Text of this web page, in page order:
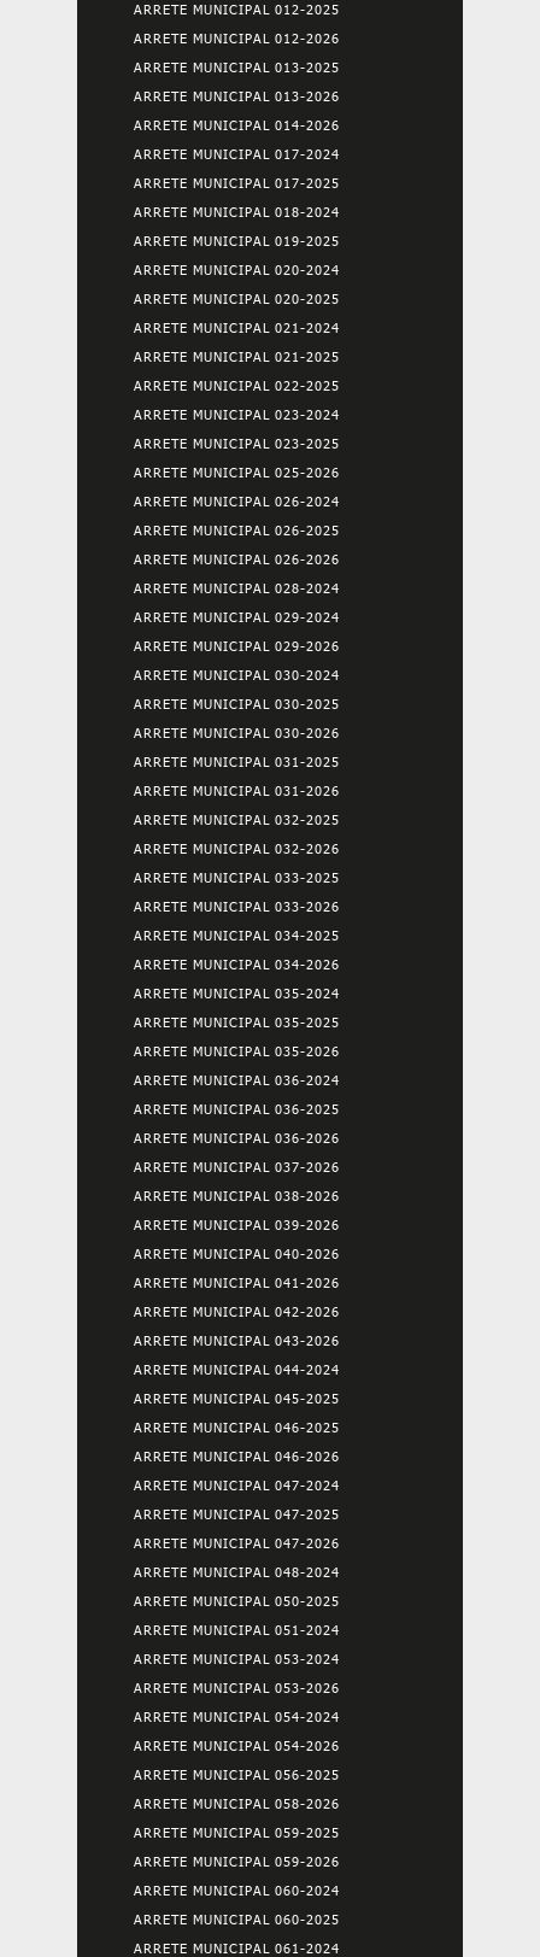
ARRETE MUNICIPAL 012-2025
ARRETE MUNICIPAL 012-2026
ARRETE MUNICIPAL 013-2025
ARRETE MUNICIPAL 013-2026
ARRETE MUNICIPAL 014-2026
ARRETE MUNICIPAL 017-2024
ARRETE MUNICIPAL 017-2025
ARRETE MUNICIPAL 018-2024
ARRETE MUNICIPAL 019-2025
ARRETE MUNICIPAL 020-2024
ARRETE MUNICIPAL 020-2025
ARRETE MUNICIPAL 021-2024
ARRETE MUNICIPAL 021-2025
ARRETE MUNICIPAL 022-2025
ARRETE MUNICIPAL 023-2024
ARRETE MUNICIPAL 023-2025
ARRETE MUNICIPAL 025-2026
ARRETE MUNICIPAL 026-2024
ARRETE MUNICIPAL 026-2025
ARRETE MUNICIPAL 026-2026
ARRETE MUNICIPAL 028-2024
ARRETE MUNICIPAL 029-2024
ARRETE MUNICIPAL 029-2026
ARRETE MUNICIPAL 030-2024
ARRETE MUNICIPAL 030-2025
ARRETE MUNICIPAL 030-2026
ARRETE MUNICIPAL 031-2025
ARRETE MUNICIPAL 031-2026
ARRETE MUNICIPAL 032-2025
ARRETE MUNICIPAL 032-2026
ARRETE MUNICIPAL 033-2025
ARRETE MUNICIPAL 033-2026
ARRETE MUNICIPAL 034-2025
ARRETE MUNICIPAL 034-2026
ARRETE MUNICIPAL 035-2024
ARRETE MUNICIPAL 035-2025
ARRETE MUNICIPAL 035-2026
ARRETE MUNICIPAL 036-2024
ARRETE MUNICIPAL 036-2025
ARRETE MUNICIPAL 036-2026
ARRETE MUNICIPAL 037-2026
ARRETE MUNICIPAL 038-2026
ARRETE MUNICIPAL 039-2026
ARRETE MUNICIPAL 040-2026
ARRETE MUNICIPAL 041-2026
ARRETE MUNICIPAL 042-2026
ARRETE MUNICIPAL 043-2026
ARRETE MUNICIPAL 044-2024
ARRETE MUNICIPAL 045-2025
ARRETE MUNICIPAL 046-2025
ARRETE MUNICIPAL 046-2026
ARRETE MUNICIPAL 047-2024
ARRETE MUNICIPAL 047-2025
ARRETE MUNICIPAL 047-2026
ARRETE MUNICIPAL 048-2024
ARRETE MUNICIPAL 050-2025
ARRETE MUNICIPAL 051-2024
ARRETE MUNICIPAL 053-2024
ARRETE MUNICIPAL 053-2026
ARRETE MUNICIPAL 054-2024
ARRETE MUNICIPAL 054-2026
ARRETE MUNICIPAL 056-2025
ARRETE MUNICIPAL 058-2026
ARRETE MUNICIPAL 059-2025
ARRETE MUNICIPAL 059-2026
ARRETE MUNICIPAL 060-2024
ARRETE MUNICIPAL 060-2025
ARRETE MUNICIPAL 061-2024